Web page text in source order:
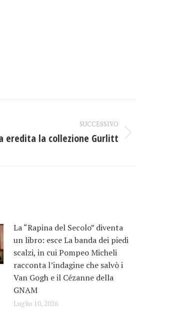
SUCCESSIVO
eredita la collezione Gurlitt
La “Rapina del Secolo” diventa
un libro: esce La banda dei piedi
scalzi, in cui Pompeo Micheli
racconta l’indagine che salvò i
Van Gogh e il Cézanne della
GNAM
Luglio 10, 2026